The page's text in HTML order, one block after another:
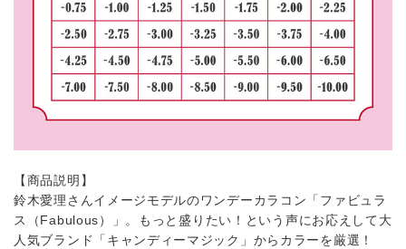
【商品説明】
鈴木愛理さんイメージモデルのワンデーカラコン「ファビュラ
ス（Fabulous）」。もっと盛りたい！という声にお応えして大
人気ブランド「キャンディーマジック」からカラーを厳選！